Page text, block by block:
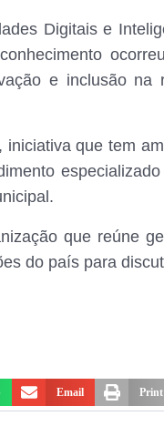
Digitais e
e inclusão na
que tem
que reúne
do país para
Email Print